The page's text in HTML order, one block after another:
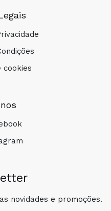
cookies
novidades e promoções.